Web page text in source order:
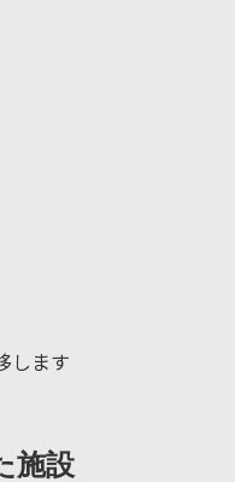
します
施設